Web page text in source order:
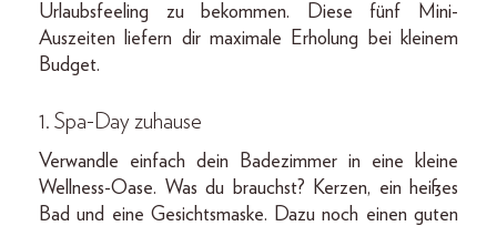
Urlaubsfeeling zu bekommen. Diese fünf Mini-
Auszeiten liefern dir maximale Erholung bei kleinem
Budget.
1. Spa-Day zuhause
Verwandle einfach dein Badezimmer in eine kleine
Wellness-Oase. Was du brauchst? Kerzen, ein heißes
Bad und eine Gesichtsmaske. Dazu noch einen guten